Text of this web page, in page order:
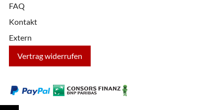
FAQ
Kontakt
Extern
Vertrag widerrufen